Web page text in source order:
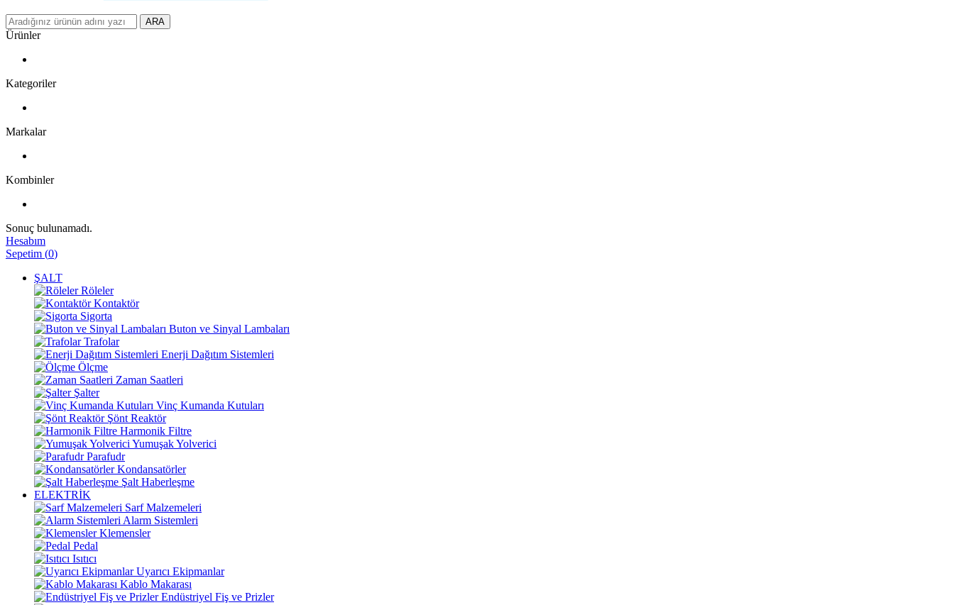
ARA
Ürünler
Kategoriler
Markalar
Kombinler
Sonuç bulunamadı.
Hesabım
Sepetim (0)
ŞALT
Röleler
Kontaktör
Sigorta
Buton ve Sinyal Lambaları
Trafolar
Enerji Dağıtım Sistemleri
Ölçme
Zaman Saatleri
Şalter
Vinç Kumanda Kutuları
Şönt Reaktör
Harmonik Filtre
Yumuşak Yolverici
Parafudr
Kondansatörler
Şalt Haberleşme
ELEKTRİK
Sarf Malzemeleri
Alarm Sistemleri
Klemensler
Pedal
Isıtıcı
Uyarıcı Ekipmanlar
Kablo Makarası
Endüstriyel Fiş ve Prizler